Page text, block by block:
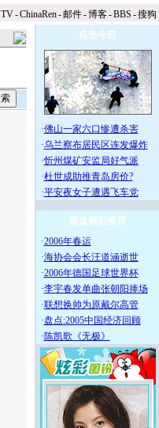
TV-ChinaRen-邮件-博客-BBS -搜狗
点击今日
·佛山一家六口惨遭杀害
·乌兰察布居民区连发爆炸
·忻州煤矿安监局好气派
·杜世成助推青岛房价?
·平安夜女子遭遇飞车党
频道精彩推荐
·2006年春运
·海协会会长汪道涵逝世
·2006年德国足球世界杯
·李宇春发单曲张朝阳捧场
·联想换帅为原戴尔高管
·盘点:2005中国经济回顾
·陈凯歌《无极》